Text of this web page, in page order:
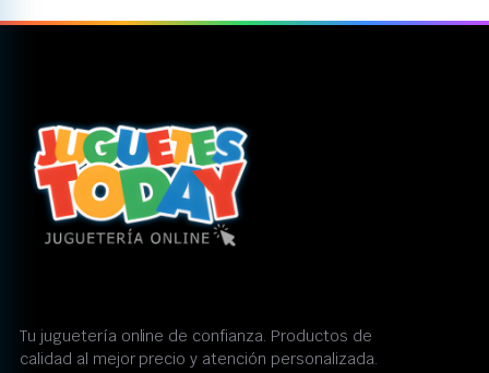
Tu juguetería online de confianza. Productos de
calidad al mejor precio y atención personalizada.